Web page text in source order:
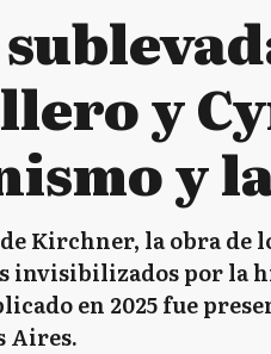
y
y
Kirchner, la obra de
invisibilizados por la
en 2025 fue
Aires.